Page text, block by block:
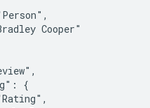
Cooper"
{